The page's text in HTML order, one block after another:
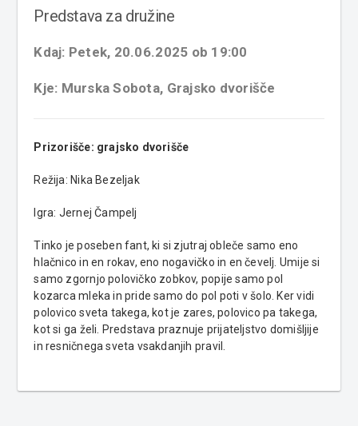
Predstava za družine
Kdaj: Petek, 20.06.2025 ob 19:00
Kje: Murska Sobota, Grajsko dvorišče
Prizorišče: grajsko dvorišče
Režija: Nika Bezeljak
Igra: Jernej Čampelj
Tinko je poseben fant, ki si zjutraj obleče samo eno
hlačnico in en rokav, eno nogavičko in en čevelj. Umije si
samo zgornjo polovičko zobkov, popije samo pol
kozarca mleka in pride samo do pol poti v šolo. Ker vidi
polovico sveta takega, kot je zares, polovico pa takega,
kot si ga želi. Predstava praznuje prijateljstvo domišljije
in resničnega sveta vsakdanjih pravil.